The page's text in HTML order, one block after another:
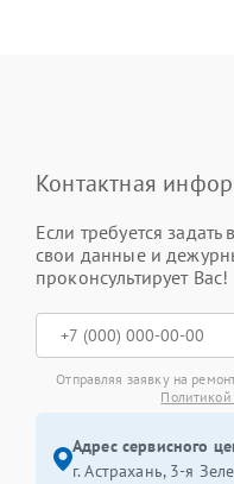
Контактная
Если требуется задать
свои данные и
проконсультирует Вас!
Отправляя заявку на
Политикой
Адрес сервисного
г. Астрахань, 3-я